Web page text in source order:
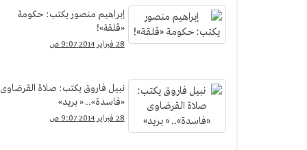
إبراهيم منصور يكتب: حكومة
«قلقة»!
28 فبراير 2014 9:07 ص
نبيل فاروق يكتب: صلاة القرضاوى
«فاسدة».. « بريد»
28 فبراير 2014 9:07 ص